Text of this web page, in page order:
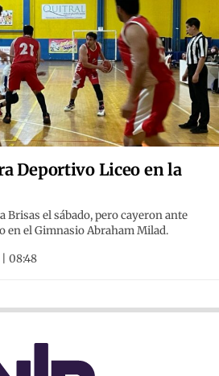
Deportivo Liceo en la
Brisas el sábado, pero cayeron ante
en el Gimnasio Abraham Milad.
| 08:48